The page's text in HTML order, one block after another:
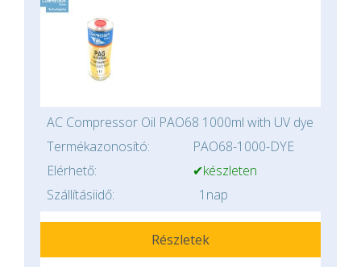
AC Compressor Oil PAO68 1000ml with UV dye
Termékazonosító:
PAO68-1000-DYE
Elérhető:
✔készleten
Szállításiidő:
1nap
Részletek